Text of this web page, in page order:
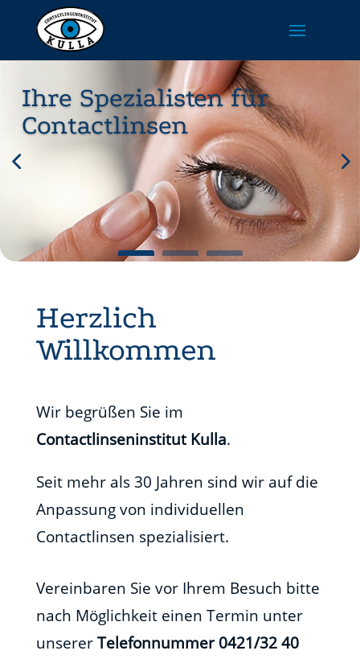
Ihre Spezialisten für
Contactlinsen
Herzlich
Willkommen
Wir begrüßen Sie im
Contactlinseninstitut Kulla.
Seit mehr als 30 Jahren sind wir auf die
Anpassung von individuellen
Contactlinsen spezialisiert.
Vereinbaren Sie vor Ihrem Besuch bitte
nach Möglichkeit einen Termin unter
unserer Telefonnummer 0421/32 40